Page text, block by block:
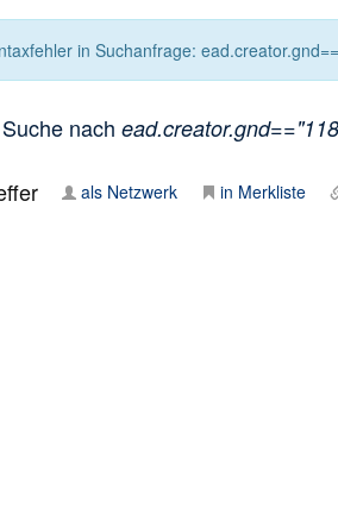
in Suchanfrage:
nach
als Netzwerk in Merkliste